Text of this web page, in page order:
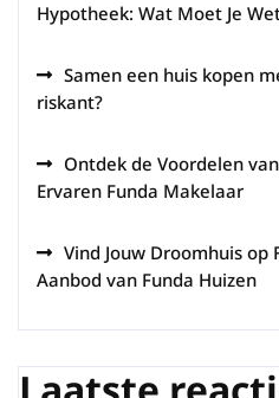
Hypotheek: Wat Moet Je
Samen een huis kopen
riskant?
Ontdek de Voordelen
Ervaren Funda Makelaar
Vind Jouw Droomhuis op
Aanbod van Funda Huizen